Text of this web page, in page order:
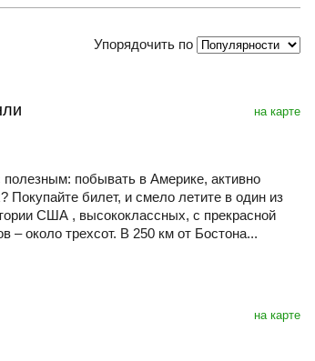
Упорядочить по
на карте
полезным: побывать в Америке, активно
Покупайте билет, и смело летите в один из
США , высококлассных, с прекрасной
– около трехсот. В 250 км от Бостона...
на карте